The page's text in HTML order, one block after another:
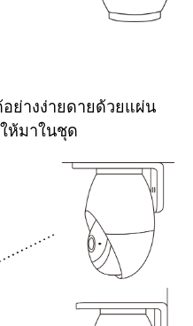
ย่างง่ายดายด้วยแผ่น
ห้มาในชุด